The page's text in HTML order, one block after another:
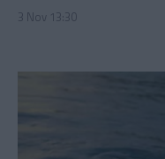
3 Nov 13:30